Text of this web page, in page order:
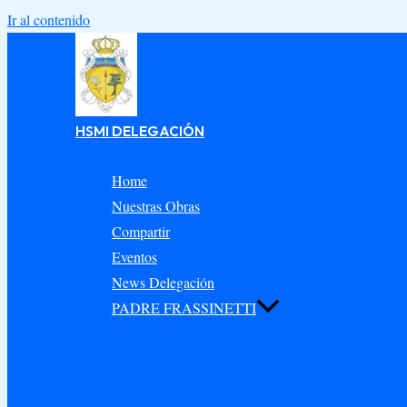
Ir al contenido
HSMI DELEGACIÓN
Home
Nuestras Obras
Compartir
Eventos
News Delegación
PADRE FRASSINETTI